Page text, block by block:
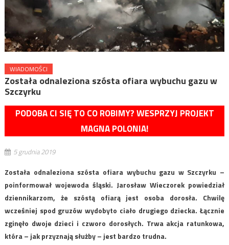
WIADOMOŚCI
Została odnaleziona szósta ofiara wybuchu gazu w
Szczyrku
PODOBA CI SIĘ TO CO ROBIMY? WESPRZYJ PROJEKT
MAGNA POLONIA!
5 grudnia 2019
Została odnaleziona szósta ofiara wybuchu gazu w Szczyrku –
poinformował wojewoda śląski. Jarosław Wieczorek powiedział
dziennikarzom, że szóstą ofiarą jest osoba dorosła. Chwilę
wcześniej spod gruzów wydobyto ciało drugiego dziecka. Łącznie
zginęło dwoje dzieci i czworo dorosłych. Trwa akcja ratunkowa,
która – jak przyznają służby – jest bardzo trudna.